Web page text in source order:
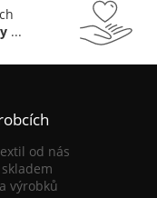
od nás
výrobků
...